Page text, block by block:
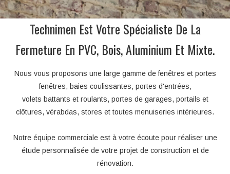
Technimen Est Votre Spécialiste De La
Fermeture En PVC, Bois, Aluminium Et Mixte.
Nous vous proposons une large gamme de fenêtres et portes
fenêtres, baies coulissantes, portes d'entrées,
volets battants et roulants, portes de garages, portails et
clôtures, vérabdas, stores et toutes menuiseries intérieures.
Notre équipe commerciale est à votre écoute pour réaliser une
étude personnalisée de votre projet de construction et de
rénovation.